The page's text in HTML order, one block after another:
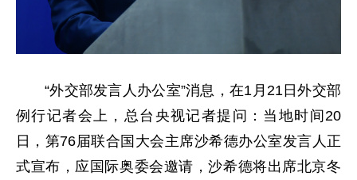
“外交部发言人办公室”消息，在1月21日外交部
例行记者会上，总台央视记者提问：当地时间20
日，第76届联合国大会主席沙希德办公室发言人正
式宣布，应国际奥委会邀请，沙希德将出席北京冬